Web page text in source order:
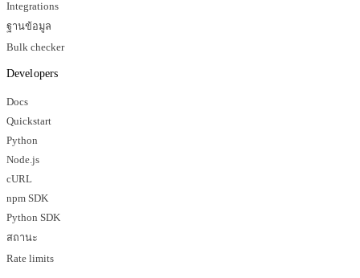
Integrations
ฐานข้อมูล
Bulk checker
Developers
Docs
Quickstart
Python
Node.js
cURL
npm SDK
Python SDK
สถานะ
Rate limits